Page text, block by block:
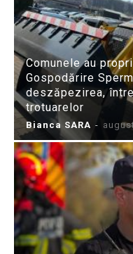
Comunele au
Gospodărire
deszăpezirea,
trotuarelor
Bianca SARA -